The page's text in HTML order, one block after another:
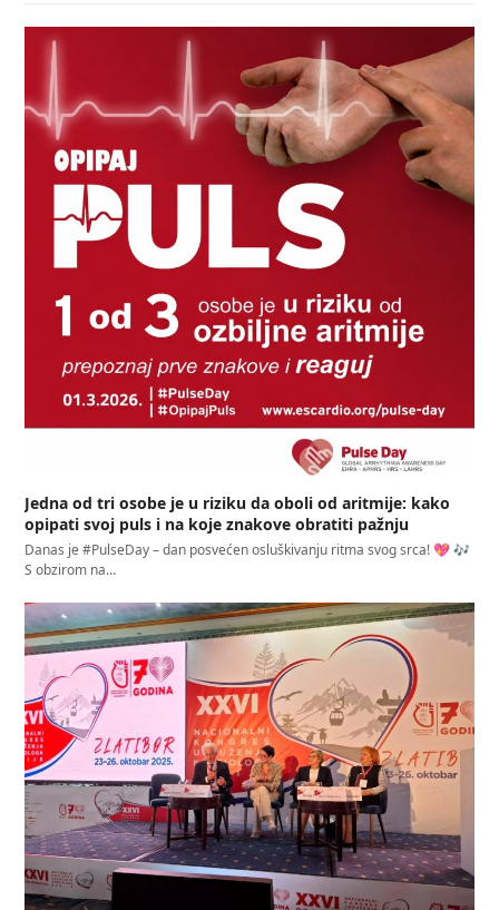
Jedna od tri osobe je u riziku da oboli od aritmije: kako
opipati svoj puls i na koje znakove obratiti pažnju
Danas je #PulseDay – dan posvećen osluškivanju ritma svog srca! 💖 🎶
S obzirom na…